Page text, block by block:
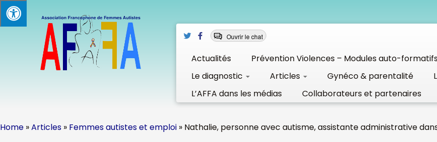
Skip
to
Ouvrir le chat
Actualités Prévention Violences – Modules auto-
Le diagnostic
Articles Gynéco & parentalité
L’AFFA dans les médias
Collaborateurs et partenaires
Home »Articles » Femmes autistes et emploi » Nathalie, personne avec autisme, assistante administrative